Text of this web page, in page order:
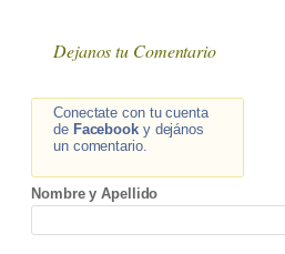
Dejanos tu Comentario
Conectate con tu cuenta
de Facebooky dejános
un comentario.
Nombre y Apellido